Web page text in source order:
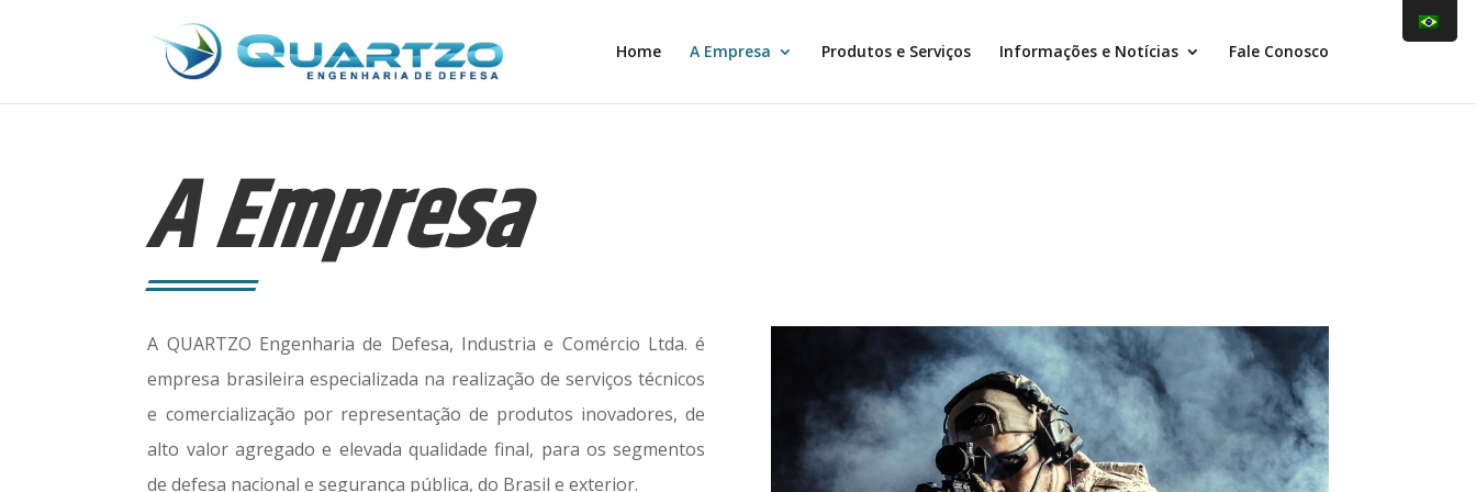
Home A Empresa Produtos e Serviços Informações e Notícias Fale Conosco
A Empresa
A QUARTZO Engenharia de Defesa, Industria e Comércio Ltda. é
empresa brasileira especializada na realização de serviços técnicos
e comercialização por representação de produtos inovadores, de
alto valor agregado e elevada qualidade final, para os segmentos
de defesa nacional e segurança pública, do Brasil e exterior.